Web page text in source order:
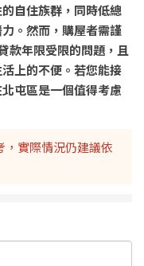
自住族群，同時低總
。然而，購屋者需謹
款年限受限的問題，且
上的不便。若您能接
屯區是一個值得考慮
實際情況仍建議依